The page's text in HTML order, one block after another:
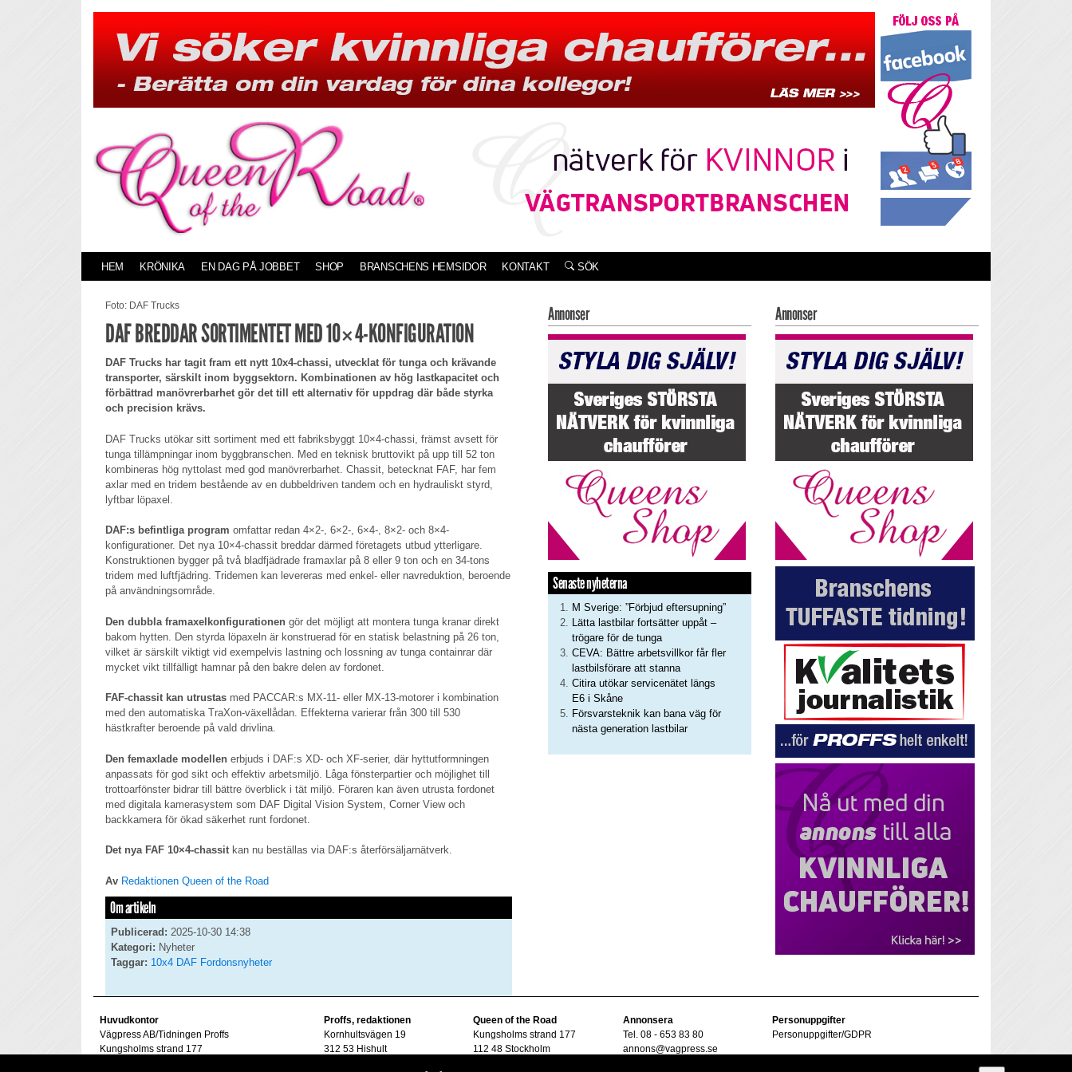
HEM KRÖNIKA EN DAG PÅ JOBBET SHOP BRANSCHENS HEMSIDOR KONTAKT SÖK
Foto: DAF Trucks
DAF BREDDAR SORTIMENTET MED 10×4-KONFIGURATION
DAF Trucks har tagit fram ett nytt 10x4-chassi, utvecklat för tunga och krävande
transporter, särskilt inom byggsektorn. Kombinationen av hög lastkapacitet och
förbättrad manövrerbarhet gör det till ett alternativ för uppdrag där både styrka
och precision krävs.
DAF Trucks utökar sitt sortiment med ett fabriksbyggt 10×4-chassi, främst avsett för
tunga tillämpningar inom byggbranschen. Med en teknisk bruttovikt på upp till 52 ton
kombineras hög nyttolast med god manövrerbarhet. Chassit, betecknat FAF, har fem
axlar med en tridem bestående av en dubbeldriven tandem och en hydrauliskt styrd,
lyftbar löpaxel.
DAF:s befintliga program omfattar redan 4×2-, 6×2-, 6×4-, 8×2- och 8×4-
konfigurationer. Det nya 10×4-chassit breddar därmed företagets utbud ytterligare.
Konstruktionen bygger på två bladfjädrade framaxlar på 8 eller 9 ton och en 34-tons
tridem med luftfjädring. Tridemen kan levereras med enkel- eller navreduktion, beroende
på användningsområde.
Den dubbla framaxelkonfigurationen gör det möjligt att montera tunga kranar direkt
bakom hytten. Den styrda löpaxeln är konstruerad för en statisk belastning på 26 ton,
vilket är särskilt viktigt vid exempelvis lastning och lossning av tunga containrar där
mycket vikt tillfälligt hamnar på den bakre delen av fordonet.
FAF-chassit kan utrustas med PACCAR:s MX-11- eller MX-13-motorer i kombination
med den automatiska TraXon-växellådan. Effekterna varierar från 300 till 530
hästkrafter beroende på vald drivlina.
Den femaxlade modellen erbjuds i DAF:s XD- och XF-serier, där hyttutformningen
anpassats för god sikt och effektiv arbetsmiljö. Låga fönsterpartier och möjlighet till
trottoarfönster bidrar till bättre överblick i tät miljö. Föraren kan även utrusta fordonet
med digitala kamerasystem som DAF Digital Vision System, Corner View och
backkamera för ökad säkerhet runt fordonet.
Det nya FAF 10×4-chassitkan nu beställas via DAF:s återförsäljarnätverk.
Av Redaktionen Queen of the Road
Om artikeln
Publicerad: 2025-10-30 14:38
Kategori: Nyheter
Taggar: 10x4 DAF Fordonsnyheter
Annonser
Senaste nyheterna
M Sverige: ”Förbjud eftersupning”
Lätta lastbilar fortsätter uppåt –
trögare för de tunga
CEVA: Bättre arbetsvillkor får fler
lastbilsförare att stanna
Citira utökar servicenätet längs
E6 i Skåne
Försvarsteknik kan bana väg för
nästa generation lastbilar
Annonser
Huvudkontor
Vägpress AB/Tidningen Proffs
Kungsholms strand 177
Proffs, redaktionen
Kornhultsvägen 19
312 53 Hishult
Queen of the Road
Kungsholms strand 177
112 48 Stockholm
Annonsera
Tel. 08 - 653 83 80
annons@vagpress.se
Personuppgifter
Personuppgifter/GDPR